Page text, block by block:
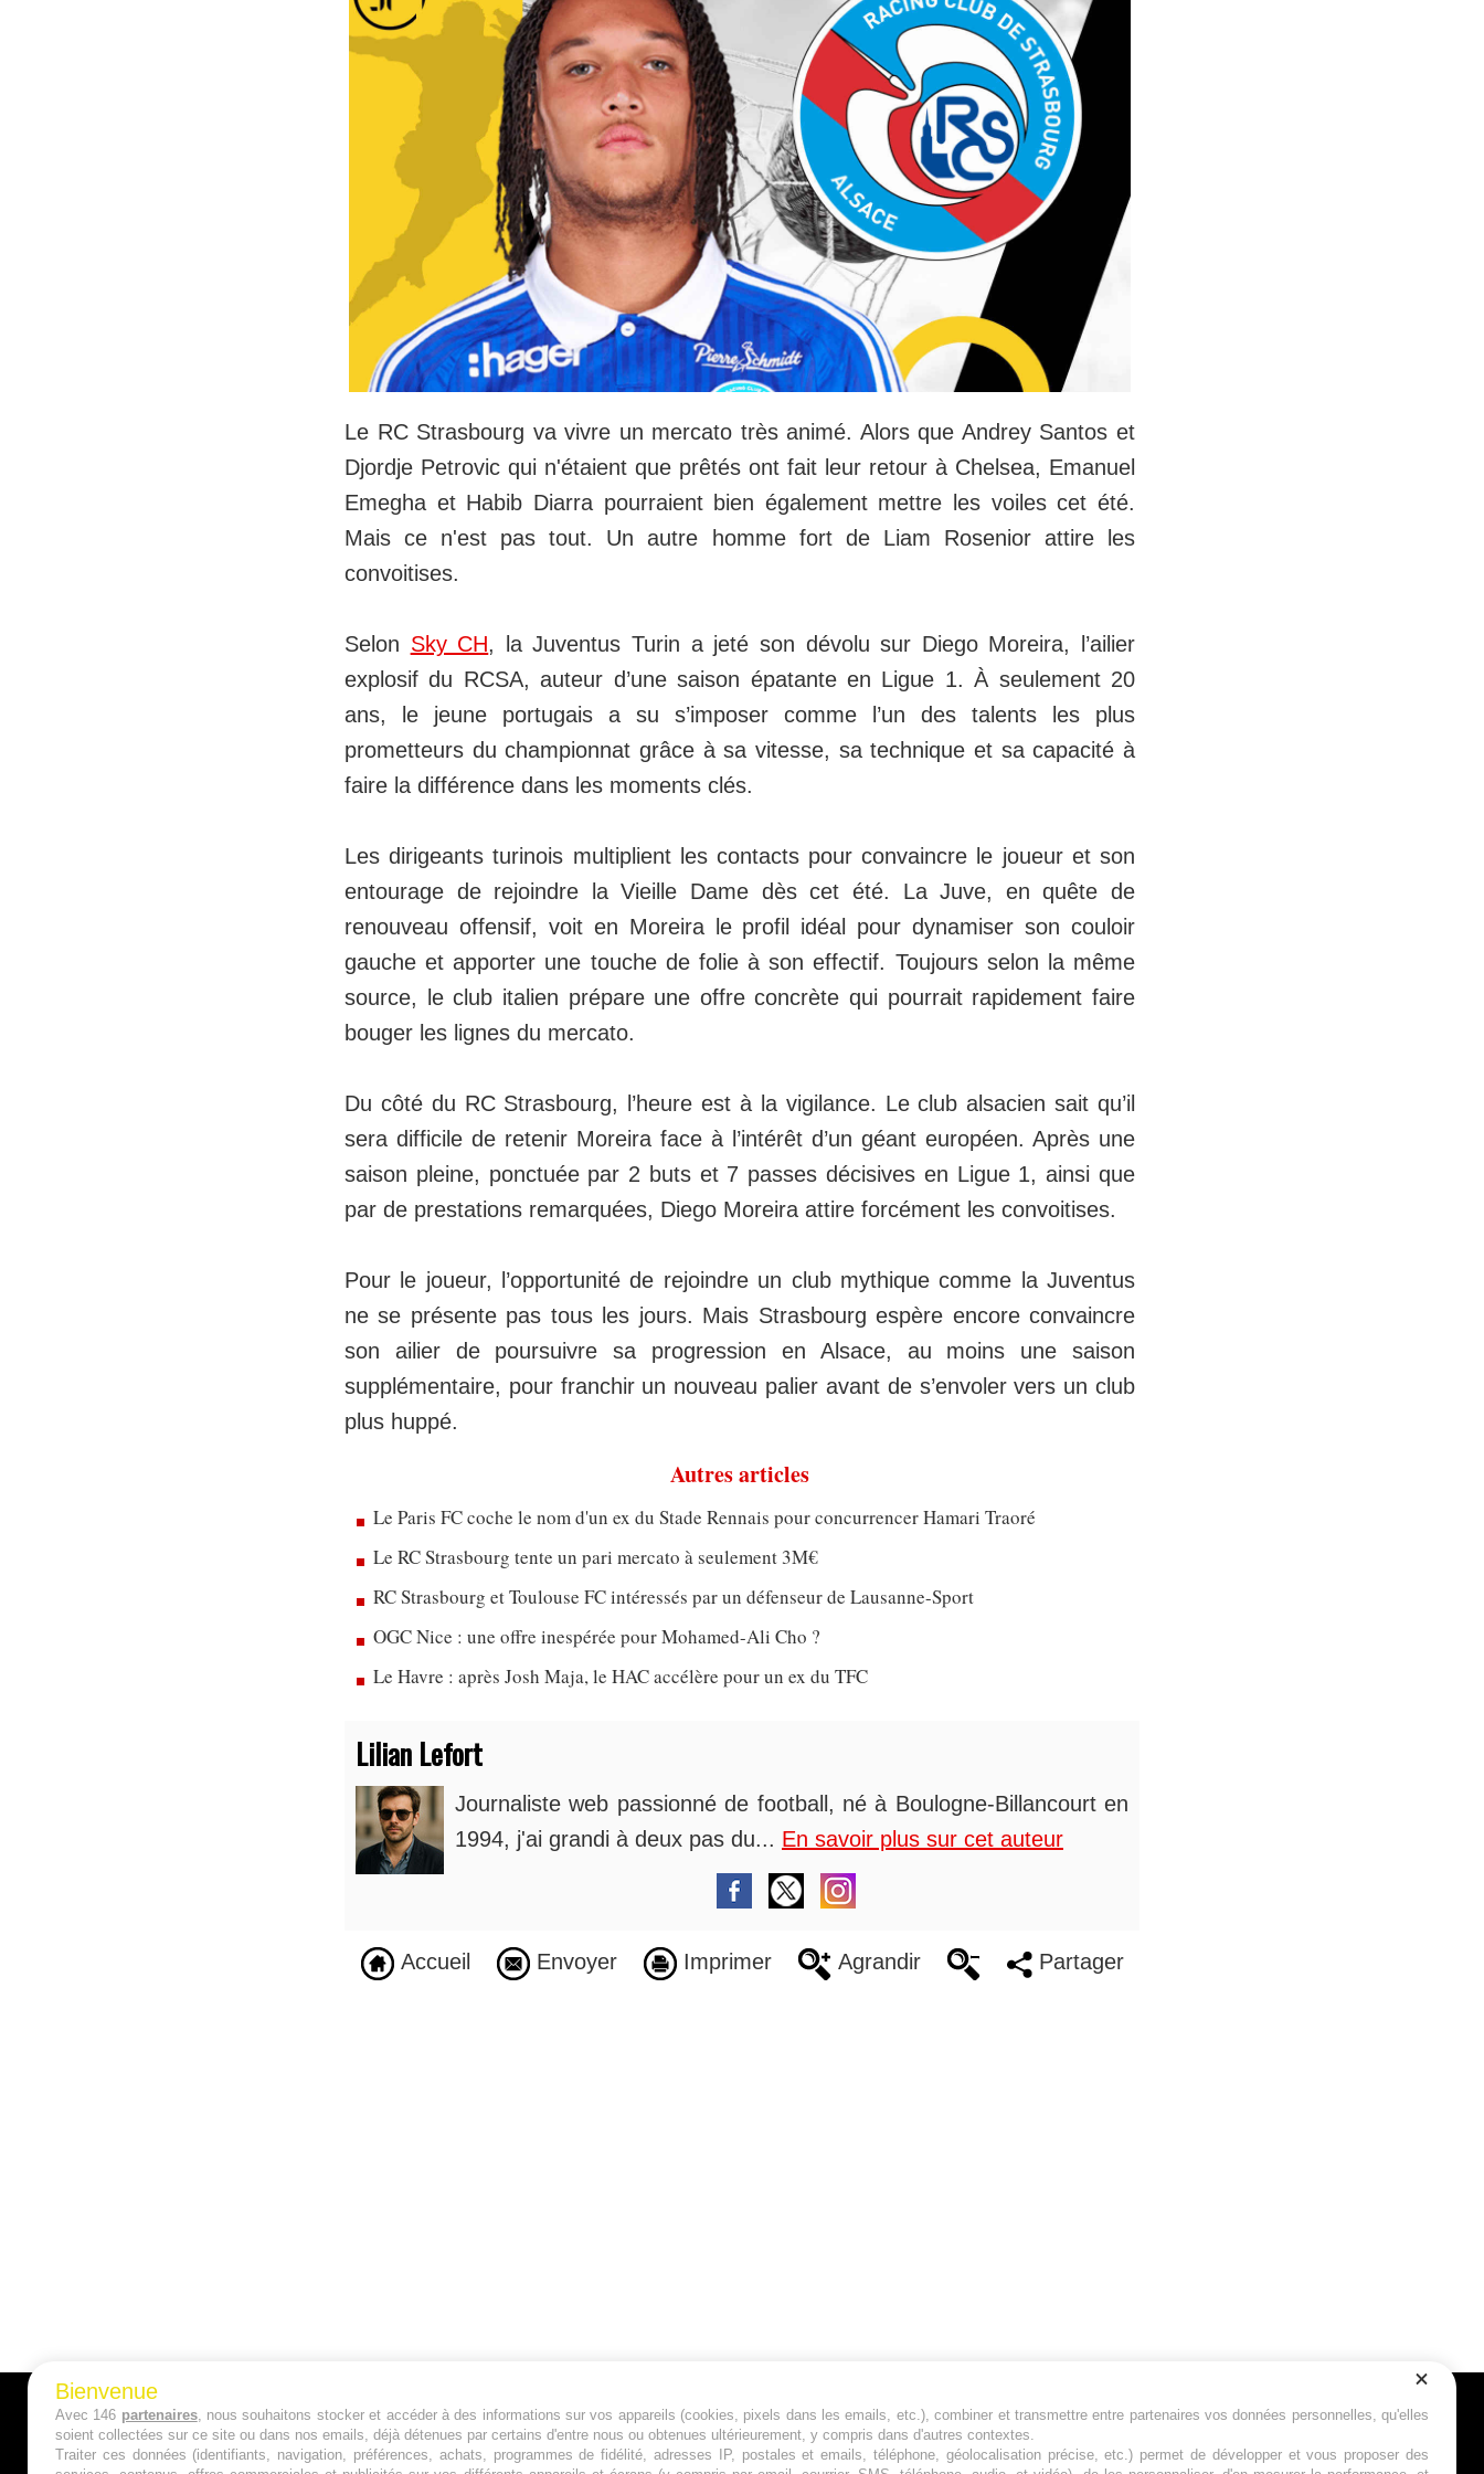
Le RC Strasbourg va vivre un mercato très animé. Alors que Andrey Santos et
Djordje Petrovic qui n'étaient que prêtés ont fait leur retour à Chelsea, Emanuel
Emegha et Habib Diarra pourraient bien également mettre les voiles cet été.
Mais ce n'est pas tout. Un autre homme fort de Liam Rosenior attire les
convoitises.
Selon Sky CH, la Juventus Turin a jeté son dévolu sur Diego Moreira, l’ailier
explosif du RCSA, auteur d’une saison épatante en Ligue 1. À seulement 20
ans, le jeune portugais a su s’imposer comme l’un des talents les plus
prometteurs du championnat grâce à sa vitesse, sa technique et sa capacité à
faire la différence dans les moments clés.
Les dirigeants turinois multiplient les contacts pour convaincre le joueur et son
entourage de rejoindre la Vieille Dame dès cet été. La Juve, en quête de
renouveau offensif, voit en Moreira le profil idéal pour dynamiser son couloir
gauche et apporter une touche de folie à son effectif. Toujours selon la même
source, le club italien prépare une offre concrète qui pourrait rapidement faire
bouger les lignes du mercato.
Du côté du RC Strasbourg, l’heure est à la vigilance. Le club alsacien sait qu’il
sera difficile de retenir Moreira face à l’intérêt d’un géant européen. Après une
saison pleine, ponctuée par 2 buts et 7 passes décisives en Ligue 1, ainsi que
par de prestations remarquées, Diego Moreira attire forcément les convoitises.
Pour le joueur, l’opportunité de rejoindre un club mythique comme la Juventus
ne se présente pas tous les jours. Mais Strasbourg espère encore convaincre
son ailier de poursuivre sa progression en Alsace, au moins une saison
supplémentaire, pour franchir un nouveau palier avant de s’envoler vers un club
plus huppé.
Autres articles
Le Paris FC coche le nom d'un ex du Stade Rennais pour concurrencer Hamari Traoré
Le RC Strasbourg tente un pari mercato à seulement 3M€
RC Strasbourg et Toulouse FC intéressés par un défenseur de Lausanne-Sport
OGC Nice : une offre inespérée pour Mohamed-Ali Cho ?
Le Havre : après Josh Maja, le HAC accélère pour un ex du TFC
Lilian Lefort
Journaliste web passionné de football, né à Boulogne-Billancourt en
1994, j'ai grandi à deux pas du... En savoir plus sur cet auteur
Accueil Envoyer Imprimer Agrandir Partager
A PROPOS
Jeunesfooteux est un média sportif qui traite
principalement de l'actualité de la Ligue 1 et
Suivez-nous
Bienvenue
Avec 146 partenaires, nous souhaitons stocker et accéder à des informations sur vos appareils (cookies, pixels dans les emails, etc.), combiner et transmettre entre partenaires vos données personnelles, qu'elles
soient collectées sur ce site ou dans nos emails, déjà détenues par certains d'entre nous ou obtenues ultérieurement, y compris dans d'autres contextes.
Traiter ces données (identifiants, navigation, préférences, achats, programmes de fidélité, adresses IP, postales et emails, téléphone, géolocalisation précise, etc.) permet de développer et vous proposer des